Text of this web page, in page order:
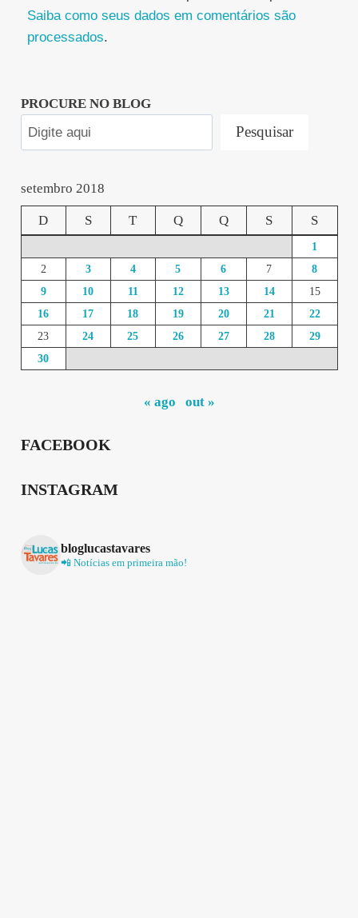
Saiba como seus dados em comentários são
processados.
PROCURE NO BLOG
Pesquisar
setembro 2018
D S T Q Q S S
1
2
3 4 5 6 7
8
9
10 11 12 13 14
15
16
17 18 19 20 21
22
23
24 25 26 27 28
29
30
« ago out »
FACEBOOK
INSTAGRAM
bloglucastavares
📲 Notícias em primeira mão!